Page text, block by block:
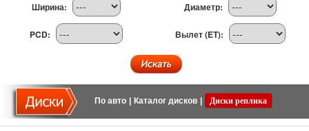
Ширина: Диаметр:
PCD: Вылет (ET):
По авто Каталог дисков Диски реплика